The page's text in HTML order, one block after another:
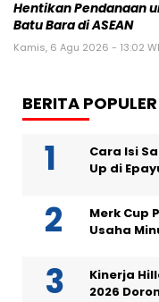
Hentikan Pendanaan
Batu Bara di ASEAN
Kamis, 6 Agu 2026 - 13:02
BERITA POPULER
Cara Isi
Up di
Merk Cup
Usaha
Kinerja
2026